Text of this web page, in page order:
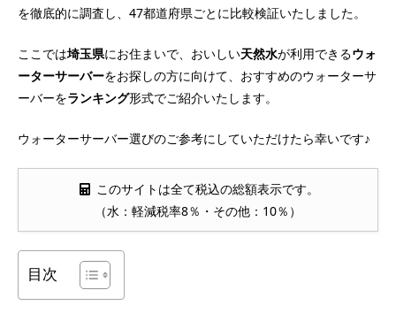
を徹底的に調査し、47都道府県ごとに比較検証いたしました。
ここでは埼玉県にお住まいで、おいしい天然水が利用できるウォ
ーターサーバーをお探しの方に向けて、おすすめのウォーターサ
ーバーをランキング形式でご紹介いたします。
ウォーターサーバー選びのご参考にしていただけたら幸いです♪
このサイトは全て税込の総額表示です。
（水：軽減税率8％・その他：10％）
目次